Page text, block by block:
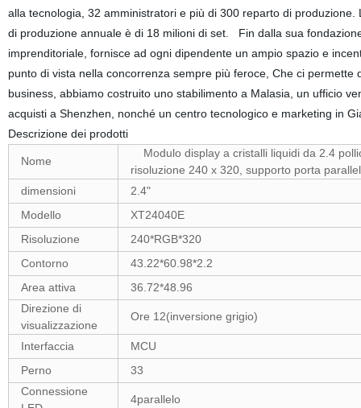
alla tecnologia, 32 amministratori e più di 300 reparto di
di produzione annuale è di 18 milioni di set. Fin dalla sua
imprenditoriale, fornisce ad ogni dipendente un ampio spazio e
punto di vista nella concorrenza sempre più feroce, Che ci
business, abbiamo costruito uno stabilimento a Malasia, un ufficio
acquisti a Shenzhen, nonché un centro tecnologico e marketing
Descrizione dei prodotti
Nome
Modulo display a cristalli liquidi da 2.4
risoluzione 240 x 320, supporto porta
dimensioni
2.4"
Modello
XT24040E
Risoluzione
240*RGB*320
Contorno
43.22*60.98*2.2
Area attiva
36.72*48.96
Direzione di
visualizzazione
Ore 12(inversione grigio)
Interfaccia
MCU
Perno
33
Connessione
4parallelo